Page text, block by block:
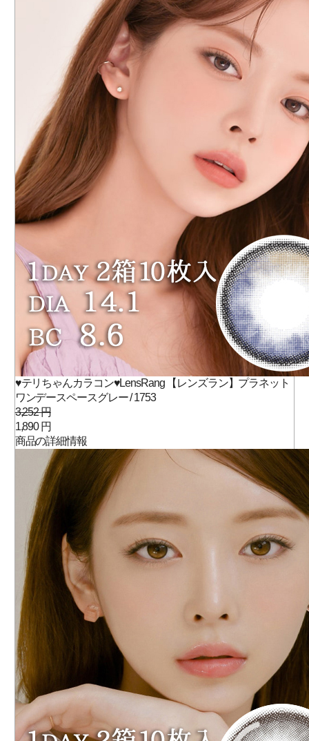
♥テリちゃんカラコン♥LensRang 【レンズラン】プラネット
ワンデースペースグレー / 1753
3,252 円
1,890 円
商品の詳細情報